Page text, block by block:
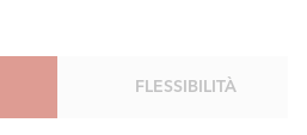
FLESSIBILITÀ